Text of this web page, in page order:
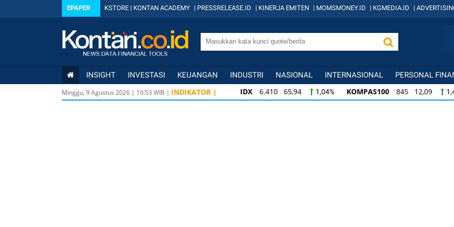
EPAPER KSTORE | KONTAN ACADEMY | PRESSRELEASE.ID | KINERJA EMITEN | MOMSMONEY.ID | KGMEDIA.ID |
INSIGHT INVESTASI KEUANGAN INDUSTRI NASIONAL INTERNASIONAL PERSONAL
Minggu, 9 Agustus 2026 | 10:53 WIB | INDIKATOR | IDX 6.410 65,94 1,04% KOMPAS100 845 12,09
KOMPAS100
845 12,09 1,45% LQ45 640 9,44